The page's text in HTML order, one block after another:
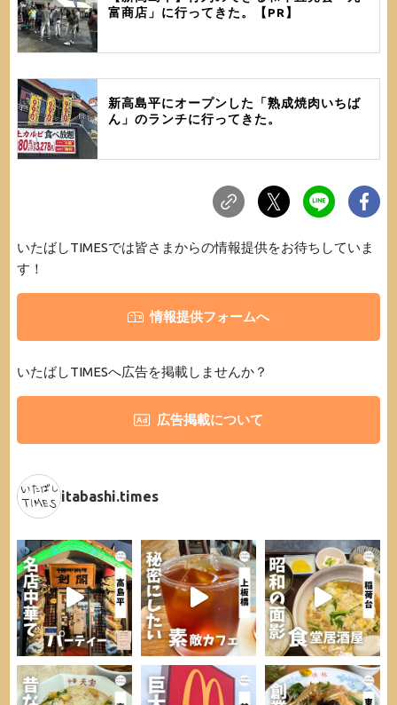
富商店」に行ってきた。【PR】
新高島平にオープンした「熟成焼肉いちば
ん」のランチに行ってきた。
いたばしTIMESでは皆さまからの情報提供をお待ちしていま
す！
情報提供フォームへ
いたばしTIMESへ広告を掲載しませんか？
広告掲載について
itabashi.times